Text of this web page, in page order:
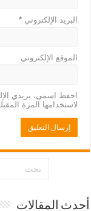
البريد الإلكتروني*
الموقع الإلكتروني
احفظ اسمي، بريدي
لاستخدامها المرة
أحدث المقالات